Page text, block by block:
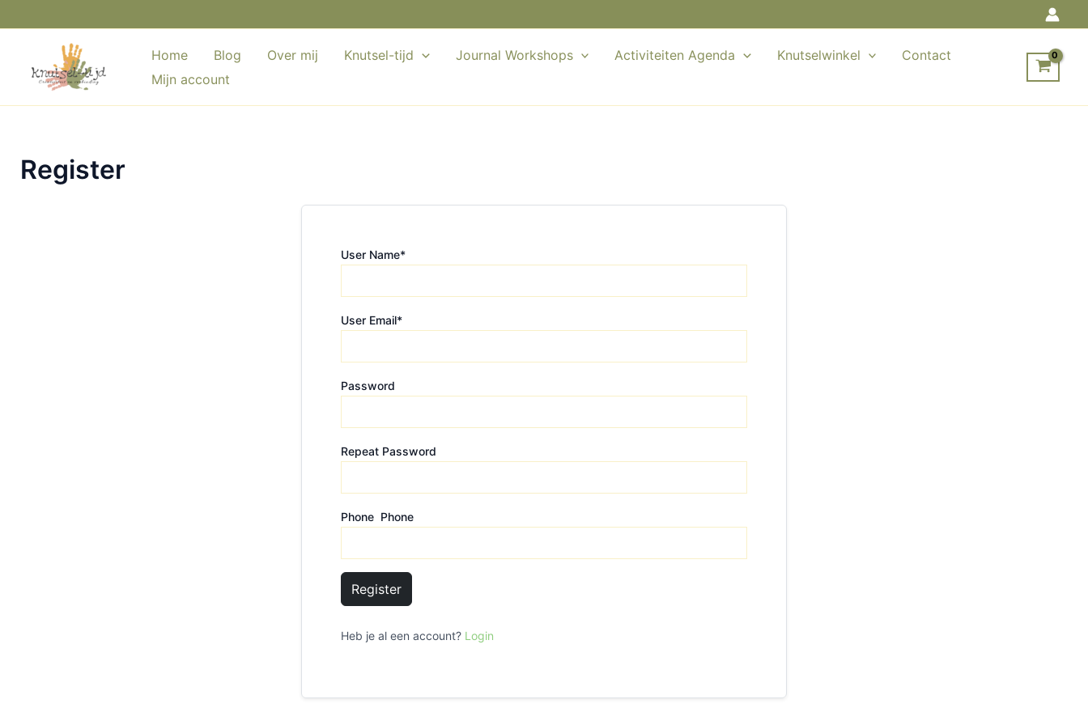
naar
inhoud
Home Blog Over mij Knutsel-tijd Journal Workshops Activiteiten Agenda Knutselwinkel
Contact
Mijn account
Register
User Name*
User Email*
Password
Repeat Password
Phone Phone
Register
Heb je al een account? Login